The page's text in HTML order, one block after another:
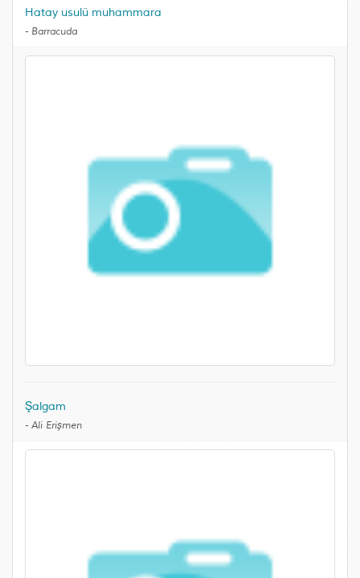
Hatay usulü muhammara
- Barracuda
Şalgam
- Ali Erişmen